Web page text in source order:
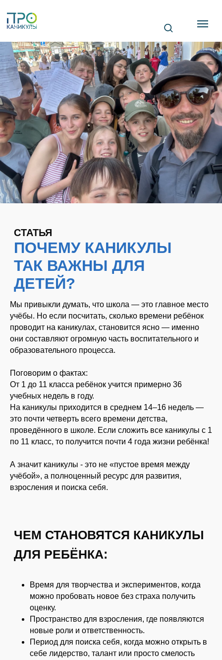
ПОЧЕМУ КАНИКУЛЫ
ТАК ВАЖНЫ ДЛЯ
ДЕТЕЙ?
СТАТЬЯ
Мы привыкли думать, что школа — это главное место
учёбы. Но если посчитать, сколько времени ребёнок
проводит на каникулах, становится ясно — именно
они составляют огромную часть воспитательного и
образовательного процесса.
Поговорим о фактах:
От 1 до 11 класса ребёнок учится примерно 36
учебных недель в году.
На каникулы приходится в среднем 14–16 недель —
это почти четверть всего времени детства,
проведённого в школе. Если сложить все каникулы с 1
по 11 класс, то получится почти 4 года жизни ребёнка!
А значит каникулы - это не «пустое время между
учёбой», а полноценный ресурс для развития,
взросления и поиска себя.
ЧЕМ СТАНОВЯТСЯ КАНИКУЛЫ
ДЛЯ РЕБЁНКА:
Время для творчества и экспериментов, когда
можно пробовать новое без страха получить
оценку.
Пространство для взросления, где появляются
новые роли и ответственность.
Период для поиска себя, когда можно открыть в
себе лидерство, талант или просто смелость
ВАЖНО ПОМНИТЬ:
©ПРОканикулы